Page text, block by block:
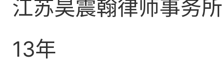
江苏昊震翰律师事务所
13年